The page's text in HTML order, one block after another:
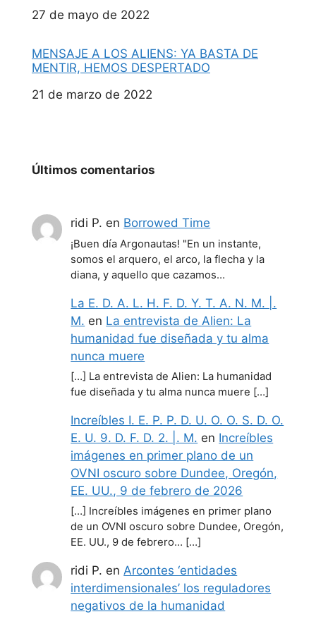
Fecha
27 de mayo de 2022
MENSAJE A LOS ALIENS: YA BASTA DE
MENTIR, HEMOS DESPERTADO
Fecha
21 de marzo de 2022
Últimos comentarios
ridi P. en Borrowed Time
¡Buen día Argonautas! "En un instante,
somos el arquero, el arco, la flecha y la
diana, y aquello que cazamos…
La E. D. A. L. H. F. D. Y. T. A. N. M. |.
M. en La entrevista de Alien: La
humanidad fue diseñada y tu alma
nunca muere
[…] La entrevista de Alien: La humanidad
fue diseñada y tu alma nunca muere […]
Increíbles I. E. P. P. D. U. O. O. S. D. O.
E. U. 9. D. F. D. 2. |. M. en Increíbles
imágenes en primer plano de un
OVNI oscuro sobre Dundee, Oregón,
EE. UU., 9 de febrero de 2026
[…] Increíbles imágenes en primer plano
de un OVNI oscuro sobre Dundee, Oregón,
EE. UU., 9 de febrero… […]
ridi P. enArcontes ‘entidades
interdimensionales’ los reguladores
negativos de la humanidad